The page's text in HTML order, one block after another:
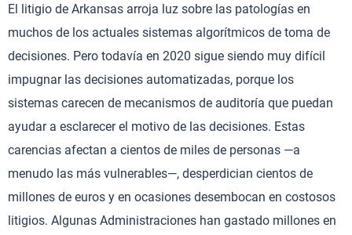
El litigio de Arkansas arroja luz sobre las patologías en
muchos de los actuales sistemas algorítmicos de toma de
decisiones. Pero todavía en 2020 sigue siendo muy difícil
impugnar las decisiones automatizadas, porque los
sistemas carecen de mecanismos de auditoría que puedan
ayudar a esclarecer el motivo de las decisiones. Estas
carencias afectan a cientos de miles de personas —a
menudo las más vulnerables—, desperdician cientos de
millones de euros y en ocasiones desembocan en costosos
litigios. Algunas Administraciones han gastado millones en